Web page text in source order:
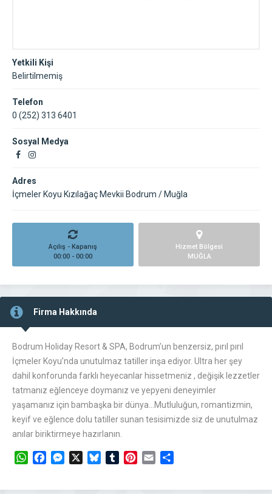
Yetkili Kişi
Belirtilmemiş
Telefon
0 (252) 313 6401
Sosyal Medya
Adres
İçmeler Koyu Kızılağaç Mevkii Bodrum / Muğla
Açılış - Kapanış
00:00 - 00:00
Hizmet Bölgesi
MUĞLA
Firma Hakkında
Bodrum Holiday Resort & SPA, Bodrum’un benzersiz, pırıl pırıl
İçmeler Koyu’nda unutulmaz tatiller inşa ediyor. Ultra her şey
dahil konforunda farklı heyecanlar hissetmeniz , değişik lezzetler
tatmanız eğlenceye doymanız ve yepyeni deneyimler
yaşamanız için bambaşka bir dünya…Mutluluğun, romantizmin,
keyif ve eğlence dolu tatiller sunan tesisimizde siz de unutulmaz
anılar biriktirmeye hazırlanın.
WhatsAppFacebookMessengerBlueskyTumblrPinterest
Email